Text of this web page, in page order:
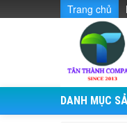
Trang chủ
DANH MỤC